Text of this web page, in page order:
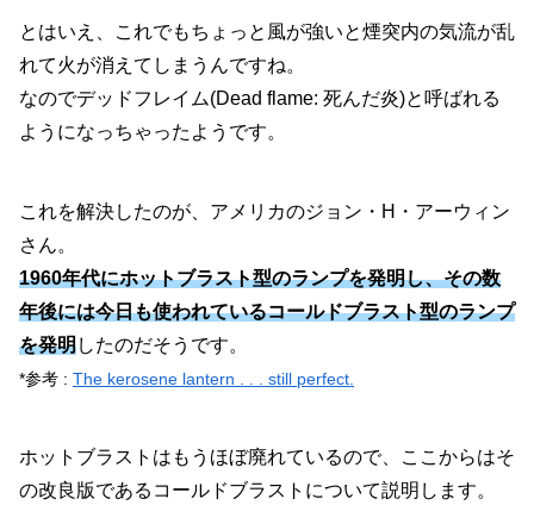
とはいえ、これでもちょっと風が強いと煙突内の気流が乱
れて火が消えてしまうんですね。
なのでデッドフレイム(Dead flame: 死んだ炎)と呼ばれる
ようになっちゃったようです。
これを解決したのが、アメリカのジョン・H・アーウィン
さん。
1960年代にホットブラスト型のランプを発明し、その数
年後には今日も使われているコールドブラスト型のランプ
を発明したのだそうです。
*参考 : The kerosene lantern . . . still perfect.
ホットブラストはもうほぼ廃れているので、ここからはそ
の改良版であるコールドブラストについて説明します。